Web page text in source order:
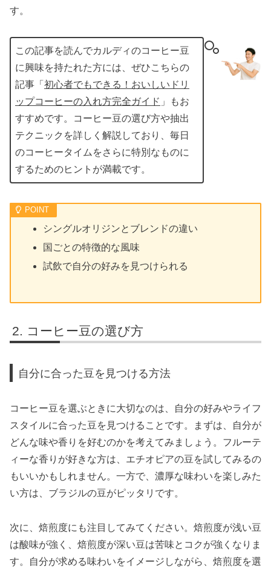
す。
この記事を読んでカルディのコーヒー豆
に興味を持たれた方には、ぜひこちらの
記事「 初心者でもできる！おいしいドリ
ップコーヒーの入れ方完全ガイド 」もお
すすめです。コーヒー豆の選び方や抽出
テクニックを詳しく解説しており、毎日
のコーヒータイムをさらに特別なものに
するためのヒントが満載です。
シングルオリジンとブレンドの違い
国ごとの特徴的な風味
試飲で自分の好みを見つけられる
コーヒー豆の選び方
自分に合った豆を見つける方法
コーヒー豆を選ぶときに大切なのは、自分の好みやライフ
スタイルに合った豆を見つけることです。まずは、自分が
どんな味や香りを好むのかを考えてみましょう。フルーテ
ィーな香りが好きな方は、エチオピアの豆を試してみるの
もいいかもしれません。一方で、濃厚な味わいを楽しみた
い方は、ブラジルの豆がピッタリです。
次に、焙煎度にも注目してみてください。焙煎度が浅い豆
は酸味が強く、焙煎度が深い豆は苦味とコクが強くなりま
す。自分が求める味わいをイメージしながら、焙煎度を選